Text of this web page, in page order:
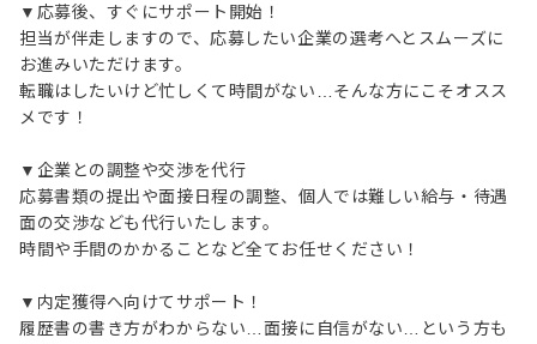
▼応募後、すぐにサポート開始！
担当が伴走しますので、応募したい企業の選考へとスムーズに
お進みいただけます。
転職はしたいけど忙しくて時間がない…そんな方にこそオスス
メです！
▼企業との調整や交渉を代行
応募書類の提出や面接日程の調整、個人では難しい給与・待遇
面の交渉なども代行いたします。
時間や手間のかかることなど全てお任せください！
▼内定獲得へ向けてサポート！
履歴書の書き方がわからない…面接に自信がない…という方も